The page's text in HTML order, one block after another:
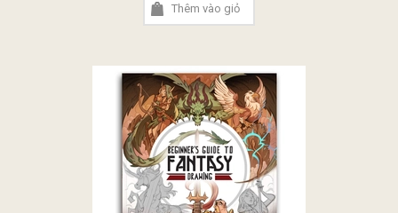
Thêm vào giỏ